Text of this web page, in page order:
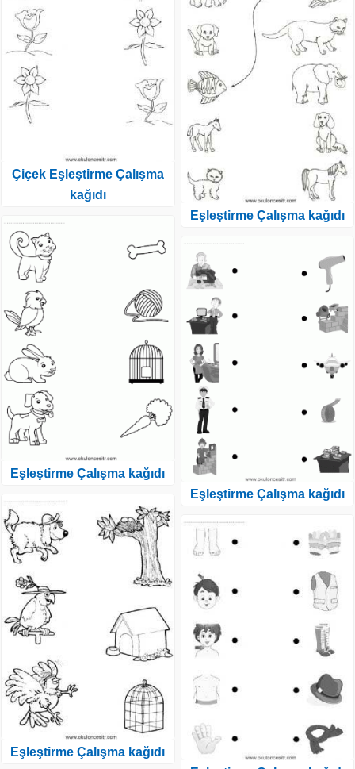
Çiçek Eşleştirme Çalışma
kağıdı
Eşleştirme Çalışma kağıdı
Eşleştirme Çalışma kağıdı
Eşleştirme Çalışma kağıdı
Eşleştirme Çalışma kağıdı